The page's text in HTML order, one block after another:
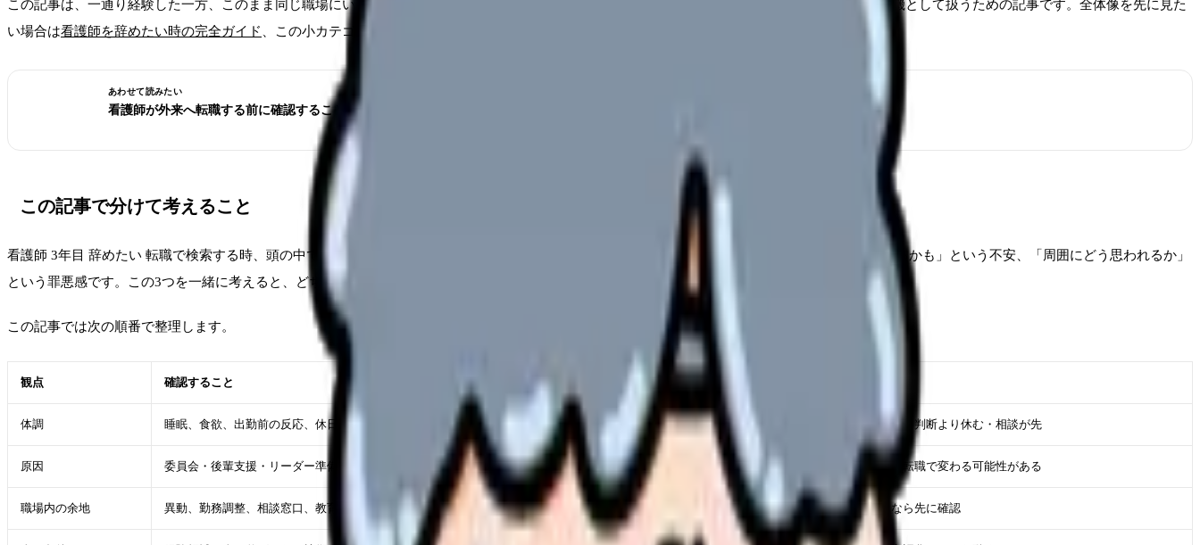
この記事は、一通り経験した一方、このまま同じ職場にいてよいか迷う3年目看護師さんに向けて、3年目を逃げではなく、経験をどう活かすかの転機として扱うための記事です。全体像を先に見た
い場合は看護師を辞めたい時の完全ガイド 、この小カテゴリ全体を見たい場合は
あわせて読みたい
看護師が外来へ転職する前に確認すること。病棟との違いと求人の見方
この記事で分けて考えること
看護師 3年目 辞めたい 転職で検索する時、頭の中では複数の不安が同時に走っています。例えば「もう無理」という感情、「ここで辞めたら次に困るかも」という不安、「周囲にどう思われるか」
という罪悪感です。この3つを一緒に考えると、どちらを選んでも怖くなります。
この記事では次の順番で整理します。
観点 確認すること
体調 睡眠、食欲、出勤前の反応、休日の回復 体調が崩れているなら判断より休む・相談が先
原因 委員会・後輩支援・リーダー準備などが重なり、将来像が見えなくなること 原因が職場条件なら転職で変わる可能性がある
職場内の余地 異動、勤務調整、相談窓口、教育体制 使える制度があるなら先に確認